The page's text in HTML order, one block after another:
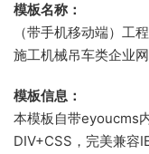
模板名称：
（带手机移动端）工
施工机械吊车类企业
模板信息：
本模板自带eyoucms
DIV+CSS，完美兼